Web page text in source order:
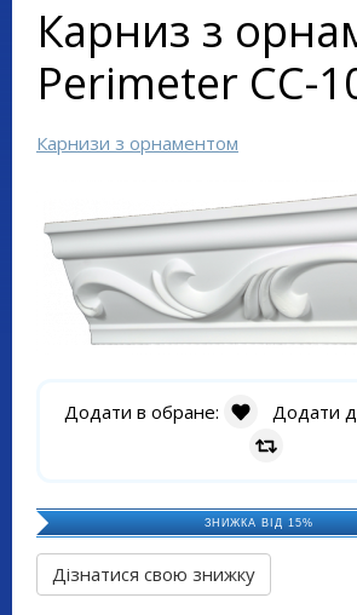
Карниз з
Perimeter CC-
Карнизи з орнаментом
Додати в обране: Додати
ЗНИЖКА ВІД 15%
Дізнатися свою знижку